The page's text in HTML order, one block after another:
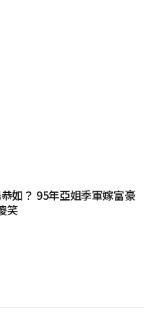
如？ 95年亞姐季軍嫁富豪
笑